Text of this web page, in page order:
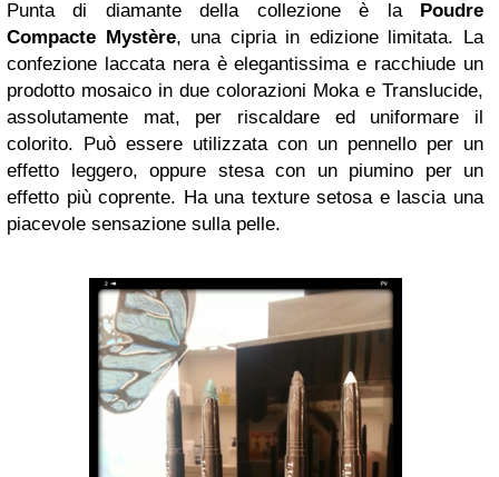
Punta di diamante della collezione è la Poudre
Compacte Mystère, una cipria in edizione limitata. La
confezione laccata nera è elegantissima e racchiude un
prodotto mosaico in due colorazioni Moka e Translucide,
assolutamente mat, per riscaldare ed uniformare il
colorito. Può essere utilizzata con un pennello per un
effetto leggero, oppure stesa con un piumino per un
effetto più coprente. Ha una texture setosa e lascia una
piacevole sensazione sulla pelle.